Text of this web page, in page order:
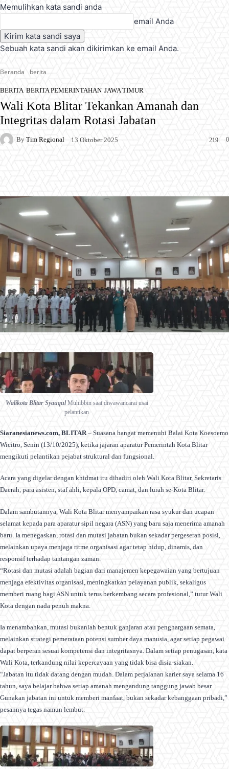
Memulihkan kata sandi anda
email Anda
Sebuah kata sandi akan dikirimkan ke email Anda.
Beranda berita
BERITA BERITA PEMERINTAHAN JAWA TIMUR
Wali Kota Blitar Tekankan Amanah dan
Integritas dalam Rotasi Jabatan
By Tim Regional 13 Oktober 2025 0
219
Walikota Blitar SyauqulMuhibbin saat diwawancarai usai
pelantikan
Siaranesianews.com, BLITAR – Suasana hangat memenuhi Balai Kota Koesoemo
Wicitro, Senin (13/10/2025), ketika jajaran aparatur Pemerintah Kota Blitar
mengikuti pelantikan pejabat struktural dan fungsional.
Acara yang digelar dengan khidmat itu dihadiri oleh Wali Kota Blitar, Sekretaris
Daerah, para asisten, staf ahli, kepala OPD, camat, dan lurah se-Kota Blitar.
Dalam sambutannya, Wali Kota Blitar menyampaikan rasa syukur dan ucapan
selamat kepada para aparatur sipil negara (ASN) yang baru saja menerima amanah
baru. Ia menegaskan, rotasi dan mutasi jabatan bukan sekadar pergeseran posisi,
melainkan upaya menjaga ritme organisasi agar tetap hidup, dinamis, dan
responsif terhadap tantangan zaman.
“Rotasi dan mutasi adalah bagian dari manajemen kepegawaian yang bertujuan
menjaga efektivitas organisasi, meningkatkan pelayanan publik, sekaligus
memberi ruang bagi ASN untuk terus berkembang secara profesional,” tutur Wali
Kota dengan nada penuh makna.
Ia menambahkan, mutasi bukanlah bentuk ganjaran atau penghargaan semata,
melainkan strategi pemerataan potensi sumber daya manusia, agar setiap pegawai
dapat berperan sesuai kompetensi dan integritasnya. Dalam setiap penugasan, kata
Wali Kota, terkandung nilai kepercayaan yang tidak bisa disia-siakan.
“Jabatan itu tidak datang dengan mudah. Dalam perjalanan karier saya selama 16
tahun, saya belajar bahwa setiap amanah mengandung tanggung jawab besar.
Gunakan jabatan ini untuk memberi manfaat, bukan sekadar kebanggaan pribadi,”
pesannya tegas namun lembut.